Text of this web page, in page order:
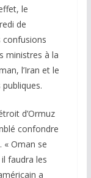
le
de
confusions
ministres à la
l’Iran et le
d’Ormuz
confondre
« Oman se
faudra les
a